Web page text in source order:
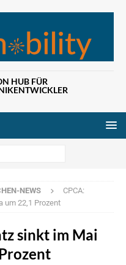
HUB FÜR
NEWS
CPCA:
um 22,1 Prozent
sinkt im Mai